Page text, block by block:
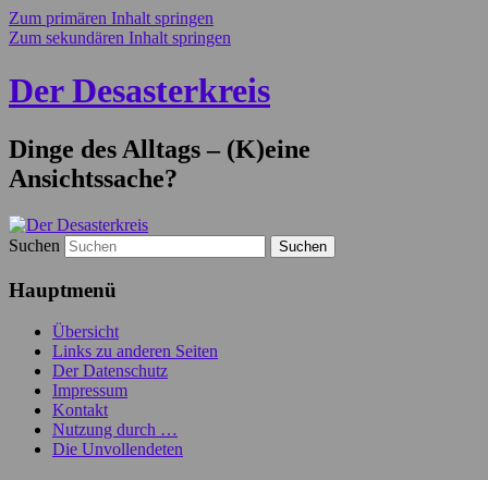
Zum primären Inhalt springen
Zum sekundären Inhalt springen
Der Desasterkreis
Dinge des Alltags – (K)eine
Ansichtssache?
Suchen
Hauptmenü
Übersicht
Links zu anderen Seiten
Der Datenschutz
Impressum
Kontakt
Nutzung durch …
Die Unvollendeten